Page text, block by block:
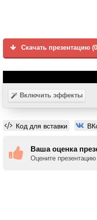
Скачать презентацию
Включить эффекты
Код для вставки
Ваша оценка
Оцените